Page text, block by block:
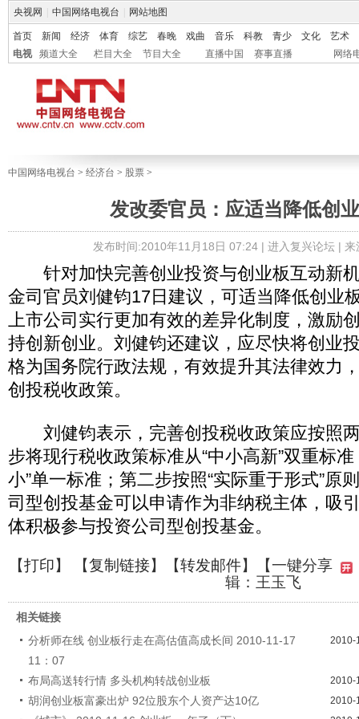
央视网 中国网络电视台 网站地图
首页 新闻 经济 体育 综艺 春晚 戏曲 音乐 科教 青少 文化
艺术
电视
频道大全 栏目大全 节目大全 直播中国 赛事直播 网络
中国网络电视台 > 经济台 > 股票 >
发改委官员：应适当降低创
发布时间:2010年11月18日 07:24 | 进入复兴论坛| 来
针对加快完善创业投资与创业板互动新
金司官员刘健钧17日建议，可适当降低创业
上市公司实行更加有效的差异化制度，激励
持创新创业。刘健钧还建议，应尽快将创业
格为国务院行政法规，有效提升其法律效力
创投税收政策。
刘健钧表示，完善创投税收政策应按照
步将现行税收政策标准从“中小高新”双重标
小”单一标准；第二步按照“实际重于形式”原
司型创投基金可以申请作为非纳税主体，吸
体积极参与投资公司型创投基金。
【打印】 【复制链接】【转发邮件】
【一键分享
辑：王玉飞
相关链接
分析师在线 创业板行走在高估值高成长间 2010-11-17
11：07
2010-
布局高送转行情 多头机构转战创业板 2010-
胡润创业板富豪出炉 92位股东个人资产达10亿 2010-